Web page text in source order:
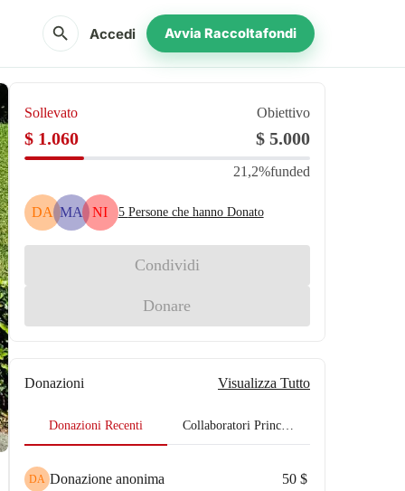
search Accedi Avvia Raccoltafondi
Sollevato Obiettivo
$ 1.060 $ 5.000
21,2%funded
DA MA NI 5 Persone che hanno Donato
Condividi
Donare
Donazioni Visualizza Tutto
Donazioni Recenti Collaboratori Principali
DA Donazione anonima 50 $